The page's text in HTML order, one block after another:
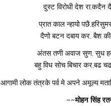
दुस्ट विरोधी देश रा,कदैन
प्रात काल न्हायो
दैणो बटन दबाय कर, बैश
अंतस तणी अवाज सुण, सुध
बहु विध सोच बिचार कर,बढ
आगामी लोक तंत्रके पर्व मे अपने अमूल्य
~~मोहन सिंह